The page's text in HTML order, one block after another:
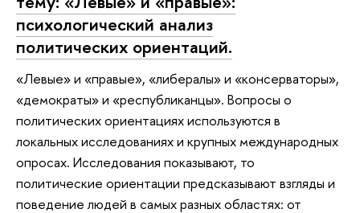
психологический анализ
политических ориентаций.
«Левые» и «правые», «либералы» и «консерваторы»,
«демократы» и «республиканцы». Вопросы о
политических ориентациях используются в
локальных исследованиях и крупных международных
опросах. Исследования показывают, то
политические ориентации предсказывают взгляды и
поведение людей в самых разных областях: от